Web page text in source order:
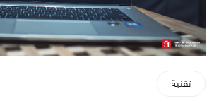
تقنية